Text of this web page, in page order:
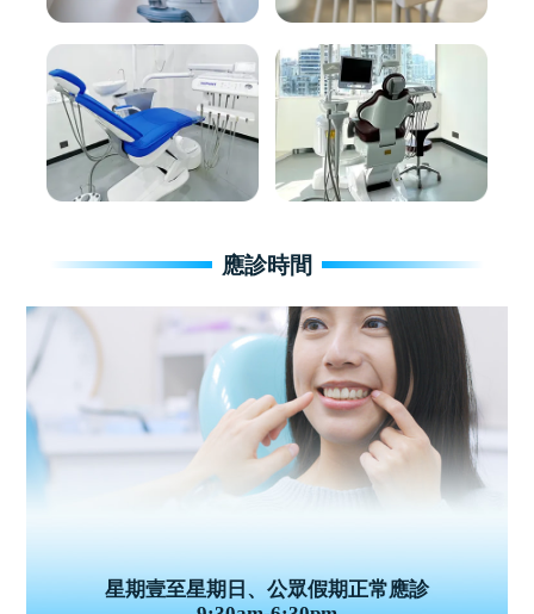
應診時間
星期壹至星期日、公眾假期正常應診